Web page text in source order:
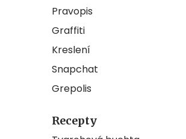
Pravopis
Graffiti
Kreslení
Snapchat
Grepolis
Recepty